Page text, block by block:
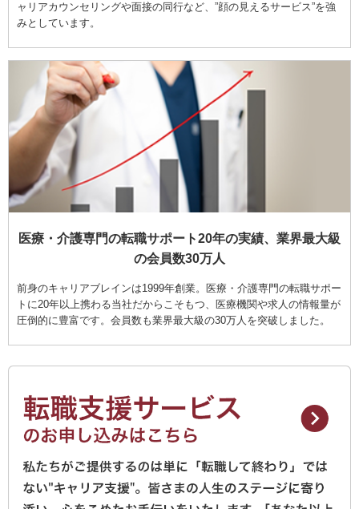
ャリアカウンセリングや面接の同行など、”顔の見えるサービス”を強
みとしています。
医療・介護専門の転職サポート20年の実績、業界最大級
の会員数30万人
前身のキャリアブレインは1999年創業。医療・介護専門の転職サポー
トに20年以上携わる当社だからこそもつ、医療機関や求人の情報量が
圧倒的に豊富です。会員数も業界最大級の30万人を突破しました。